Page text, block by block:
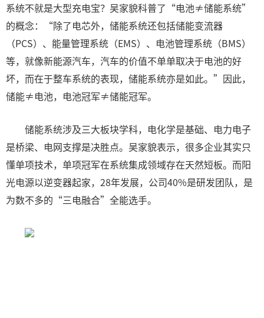
系统不就是大型充电宝？吴家貌科普了“电池≠储能系统”
的概念：“除了电芯外，储能系统还包括储能变流器
（PCS）、能量管理系统（EMS）、电池管理系统（BMS）
等，就像新能源汽车，汽车的价值不单单取决于电池的好
坏，而在于整车系统的表现，储能系统亦是如此。”因此，
储能≠电池，电池冠军≠储能冠军。
储能系统涉及三大板块学科，电化学是基础、电力电子
是桥梁、电网支撑是决胜点。吴家貌表示，很多企业其实只
懂单项技术，单项冠军在系统集成领域存在天然短板。而阳
光电源以逆变器起家，28年发展，公司40%是研发团队，是
为数不多的“三电融合”全能选手。